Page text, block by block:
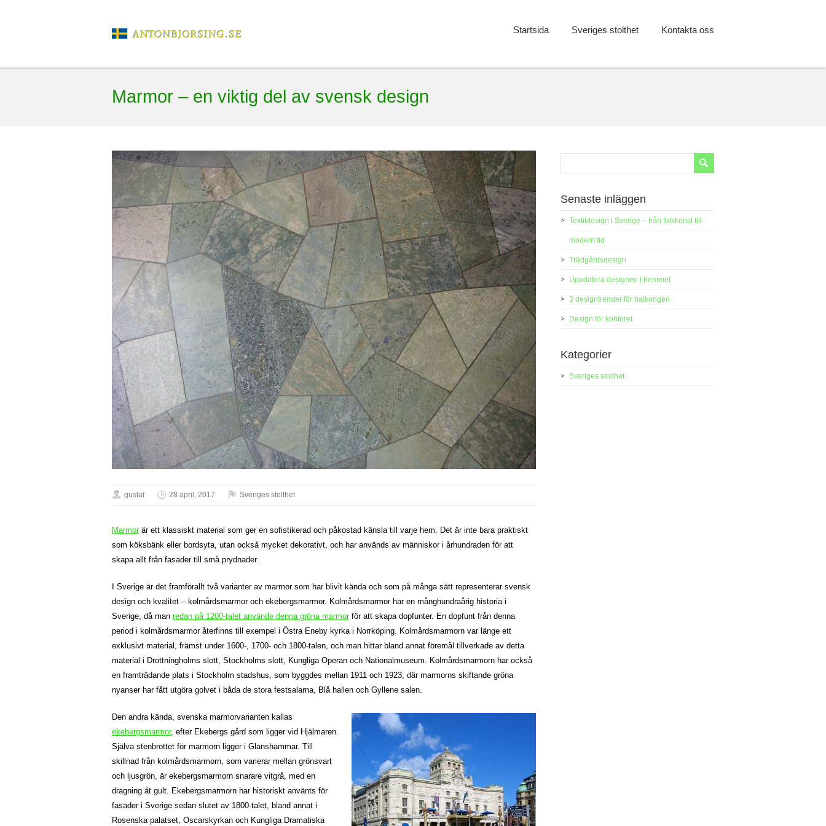
Startsida Sveriges stolthet Kontakta oss
Marmor – en viktig del av svensk design
gustaf 28 april, 2017 Sveriges stolthet
Marmorär ett klassiskt material som ger en sofistikerad och påkostad känsla till varje hem. Det är inte bara praktiskt
som köksbänk eller bordsyta, utan också mycket dekorativt, och har används av människor i århundraden för att
skapa allt från fasader till små prydnader.
I Sverige är det framförallt två varianter av marmor som har blivit kända och som på många sätt representerar svensk
design och kvalitet – kolmårdsmarmor och ekebergsmarmor. Kolmårdsmarmor har en månghundraårig historia i
Sverige, då man redan på 1200-talet använde denna gröna marmorför att skapa dopfunter. En dopfunt från denna
period i kolmårdsmarmor återfinns till exempel i Östra Eneby kyrka i Norrköping. Kolmårdsmarmorn var länge ett
exklusivt material, främst under 1600-, 1700- och 1800-talen, och man hittar bland annat föremål tillverkade av detta
material i Drottningholms slott, Stockholms slott, Kungliga Operan och Nationalmuseum. Kolmårdsmarmorn har också
en framträdande plats i Stockholm stadshus, som byggdes mellan 1911 och 1923, där marmorns skiftande gröna
nyanser har fått utgöra golvet i båda de stora festsalarna, Blå hallen och Gyllene salen.
Den andra kända, svenska marmorvarianten kallas
ekebergsmarmor, efter Ekebergs gård som ligger vid Hjälmaren.
Själva stenbrottet för marmorn ligger i Glanshammar. Till
skillnad från kolmårdsmarmorn, som varierar mellan grönsvart
och ljusgrön, är ekebergsmarmorn snarare vitgrå, med en
dragning åt gult. Ekebergsmarmorn har historiskt använts för
fasader i Sverige sedan slutet av 1800-talet, bland annat i
Rosenska palatset, Oscarskyrkan och Kungliga Dramatiska
Senaste inläggen
Textildesign i Sverige – från folkkonst till
modern tid
Trädgårdsdesign
Uppdatera designen i hemmet
3 designtrender för balkongen
Design för kontoret
Kategorier
Sveriges stolthet